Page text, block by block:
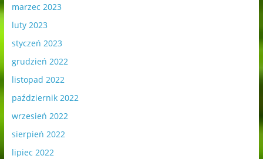
marzec 2023
luty 2023
styczeń 2023
grudzień 2022
listopad 2022
październik 2022
wrzesień 2022
sierpień 2022
lipiec 2022